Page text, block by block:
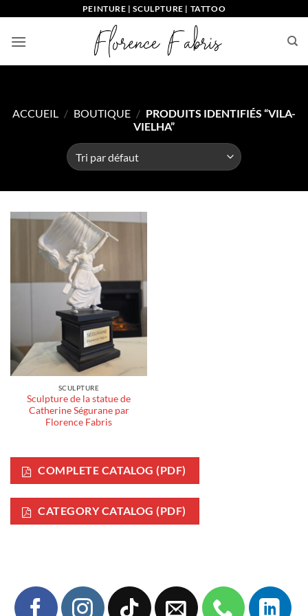
contenu
PEINTURE | SCULPTURE | TATTOO
ACCUEIL / BOUTIQUE / PRODUITS IDENTIFIÉS “VILA-
VIELHA”
SCULPTURE
Sculpture de la statue de
Catherine Ségurane par
Florence Fabris
COMPLETE CATALOG (PDF)
CATEGORY CATALOG (PDF)